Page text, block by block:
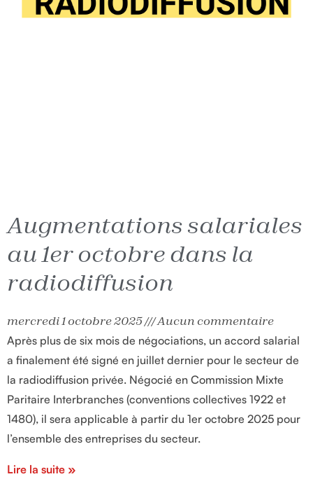
Augmentations salariales
au 1er octobre dans la
radiodiffusion
mercredi 1 octobre 2025
Aucun commentaire
Après plus de six mois de négociations, un accord salarial
a finalement été signé en juillet dernier pour le secteur de
la radiodiffusion privée. Négocié en Commission Mixte
Paritaire Interbranches (conventions collectives 1922 et
1480), il sera applicable à partir du 1er octobre 2025 pour
l’ensemble des entreprises du secteur.
Lire la suite »